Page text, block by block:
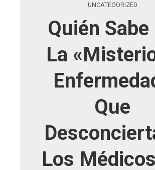
UNCATEGORIZED
Quién Sabe
La
Que
Los